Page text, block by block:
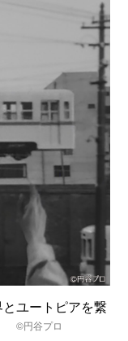
ユートピアを繋
©円谷プロ